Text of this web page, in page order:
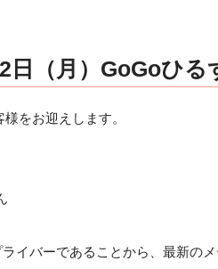
日（月）GoGoひる
をお迎えします。
イバーであることから、最新の